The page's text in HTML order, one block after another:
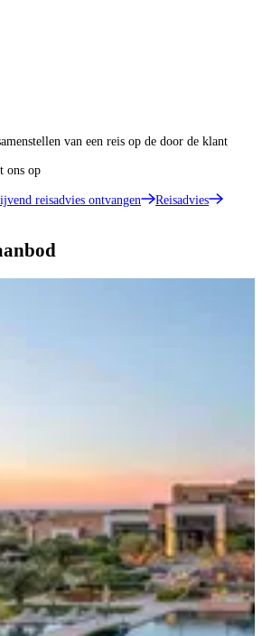
van een reis op de door de klant
ons op
reisadvies ontvangen
Reisadvies